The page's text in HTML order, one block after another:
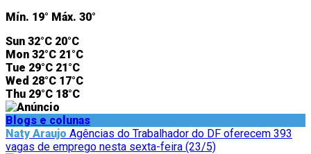
Mín. 19° Máx. 30°
Sun 32°C 20°C
Mon 32°C 21°C
Tue 29°C 21°C
Wed 28°C 17°C
Thu 29°C 18°C
Blogs e colunas
Naty Araujo Agências do Trabalhador do DF oferecem 393
vagas de emprego nesta sexta-feira (23/5)